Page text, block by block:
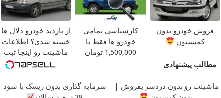
فروش خودرو بدون
کمیسیون
کارشناسی تمامی
خودرو ها فقط با
1,500,000 تومان
از بازدید خودرو دلال ها
خسته شدی؟ اطلاعات
ماشینت رو اینجا ثبت
کن
مطالب پیشنهادی
ماشینت رو بدون دردسر بفروش |
سرمایه گذاری بدون ریسک با سود